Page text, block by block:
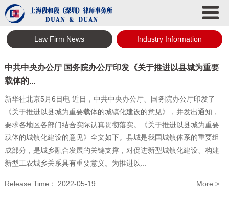
Law Firm News Industry Information
中共中央办公厅 国务院办公厅印发《关于推进以县城为重要
载体的...
新华社北京5月6日电 近日，中共中央办公厅、国务院办公厅印发了
《关于推进以县城为重要载体的城镇化建设的意见》，并发出通知，
要求各地区各部门结合实际认真贯彻落实。《关于推进以县城为重要
载体的城镇化建设的意见》全文如下。县城是我国城镇体系的重要组
成部分，是城乡融合发展的关键支撑，对促进新型城镇化建设、构建
新型工农城乡关系具有重要意义。为推进以...
Release Time： 2022-05-19 More >